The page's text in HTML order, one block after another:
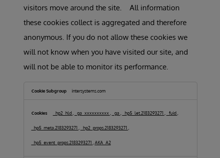
visitors move around the site. All information
these cookies collect is aggregated and therefore
anonymous. If you do not allow these cookies we
will not know when you have visited our site, and
will not be able to monitor its performance.
Cookies
intersystems.com
_hp2_hld _ga_xxxxxxxxxx _ga _hp5_let.2183293271 _fuid
_hp5_meta.2183293271 _hp2_props.2183293271
_hp5_event_props.2183293271 AKA_A2